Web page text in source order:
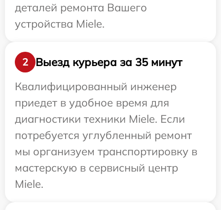
деталей ремонта Вашего
устройства Miele.
2
Выезд курьера за 35 минут
Квалифицированный инженер
приедет в удобное время для
диагностики техники Miele. Если
потребуется углубленный ремонт
мы организуем транспортировку в
мастерскую в сервисный центр
Miele.